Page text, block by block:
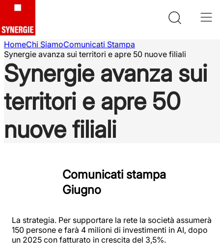
HomeChi SiamoComunicati Stampa
Synergie avanza sui territori e apre 50 nuove filiali
Synergie avanza sui
territori e apre 50
nuove filiali
Comunicati stampa
Giugno
La strategia. Per supportare la rete la società assumerà
150 persone e farà 4 milioni di investimenti in AI, dopo
un 2025 con fatturato in crescita del 3,5%.